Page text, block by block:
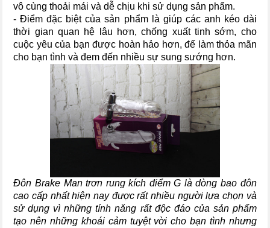
vô cùng thoải mái và dễ chịu khi sử dụng sản phẩm.
- Điểm đặc biệt của sản phẩm là giúp các anh kéo dài
thời gian quan hệ lâu hơn, chống xuất tinh sớm, cho
cuộc yêu của bạn được hoàn hảo hơn, để làm thỏa mãn
cho bạn tình và đem đến nhiều sự sung sướng hơn.
Đôn Brake Man trơn rung kích điểm G là dòng bao đôn
cao cấp nhất hiện nay được rất nhiều người lựa chọn và
sử dụng vì những tính năng rất độc đáo của sản phẩm
tạo nên những khoái cảm tuyệt vời cho bạn tình nhưng